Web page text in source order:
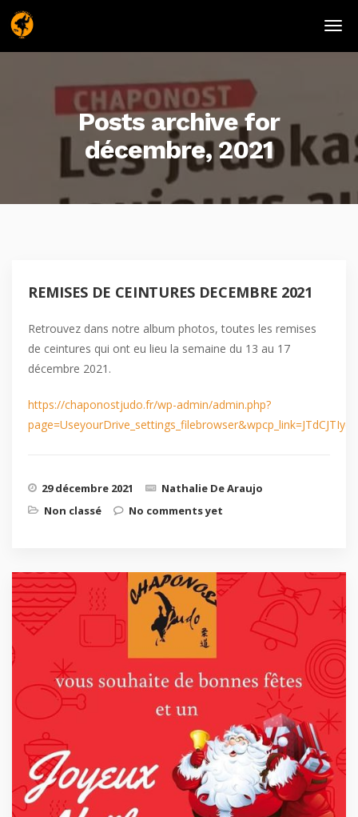
Posts archive for
décembre, 2021
REMISES DE CEINTURES DECEMBRE 2021
Retrouvez dans notre album photos, toutes les remises
de ceintures qui ont eu lieu la semaine du 13 au 17
décembre 2021.
https://chaponostjudo.fr/wp-admin/admin.php?
29 décembre 2021
Nathalie De Araujo
Non classé
No comments yet